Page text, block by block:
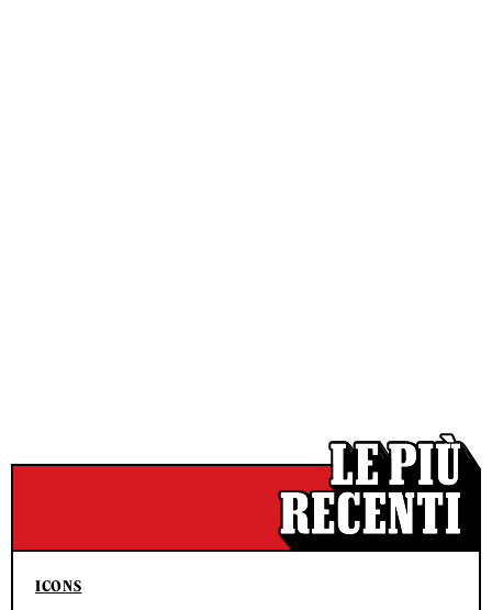
ICONS